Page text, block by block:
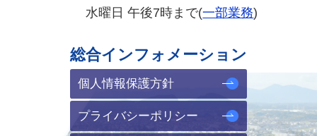
水曜日 午後7時まで(一部業務)
総合インフォメーション
個人情報保護方針
プライバシーポリシー